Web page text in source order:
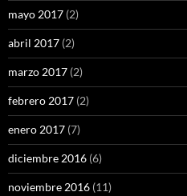
mayo 2017 (2)
abril 2017 (2)
marzo 2017 (2)
febrero 2017 (2)
enero 2017 (7)
diciembre 2016 (6)
noviembre 2016 (11)